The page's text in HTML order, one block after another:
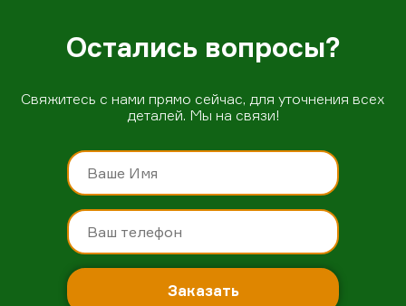
Остались вопросы?
Свяжитесь с нами прямо сейчас, для уточнения всех
деталей. Мы на связи!
Заказать